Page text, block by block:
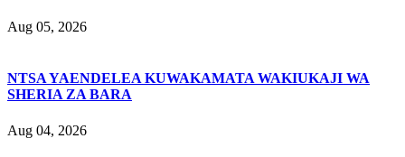
Aug 05, 2026
NTSA YAENDELEA KUWAKAMATA WAKIUKAJI WA
SHERIA ZA BARA
Aug 04, 2026